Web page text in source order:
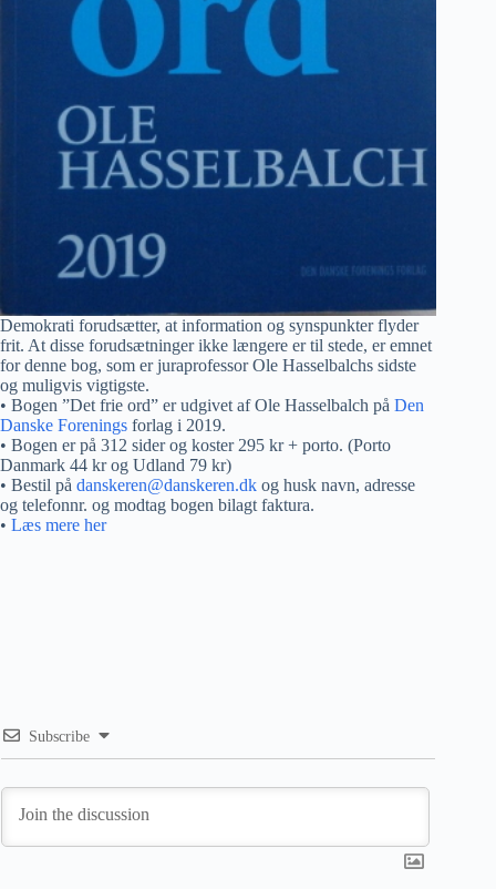
Demokrati forudsætter, at information og synspunkter flyder
frit. At disse forudsætninger ikke længere er til stede, er emnet
for denne bog, som er juraprofessor Ole Hasselbalchs sidste
og muligvis vigtigste.
• Bogen ”Det frie ord” er udgivet af Ole Hasselbalch på Den
Danske Forenings forlag i 2019.
• Bogen er på 312 sider og koster 295 kr + porto. (Porto
Danmark 44 kr og Udland 79 kr)
• Bestil på danskeren@danskeren.dk og husk navn, adresse
og telefonnr. og modtag bogen bilagt faktura.
• Læs mere her
Subscribe